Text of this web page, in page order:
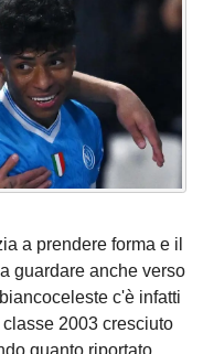
a prendere forma e il
guardare anche verso
c'è infatti
2003 cresciuto